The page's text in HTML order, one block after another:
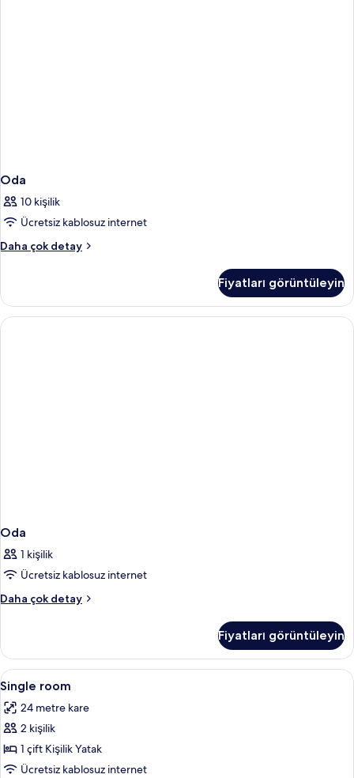
Oda
10 kişilik
Ücretsiz kablosuz internet
Daha çok detay
Oda
detay
Fiyatları görüntüleyin
Oda
1 kişilik
Ücretsiz kablosuz internet
Daha çok detay
Oda
detay
Fiyatları görüntüleyin
Single
room
için
tüm
fotoğrafları
görün
Minibar, odada kasa, masa, ütü/ütü
3
Single room
24 metre kare
2 kişilik
1 çift Kişilik Yatak
Ücretsiz kablosuz internet